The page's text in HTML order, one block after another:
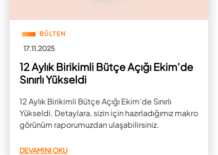
BÜLTEN
17.11.2025
12 Aylık Birikimli Bütçe Açığı Ekim’de
Sınırlı Yükseldi
12 Aylık Birikimli Bütçe Açığı Ekim’de Sınırlı
Yükseldi. Detaylara, sizin için hazırladığımız makro
görünüm raporumuzdan ulaşabilirsiniz.
DEVAMINI OKU